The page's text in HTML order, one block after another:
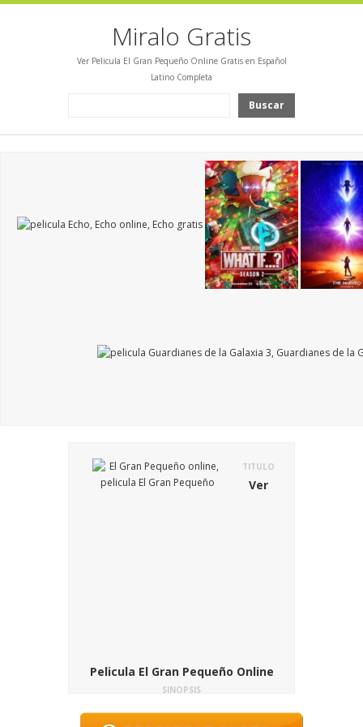
Miralo Gratis
Ver Pelicula El Gran Pequeño Online Gratis en Español
Latino Completa
Buscar
TITULO
Ver
Pelicula El Gran Pequeño Online
SINOPSIS
Flint Busbee es el nombre completo de un